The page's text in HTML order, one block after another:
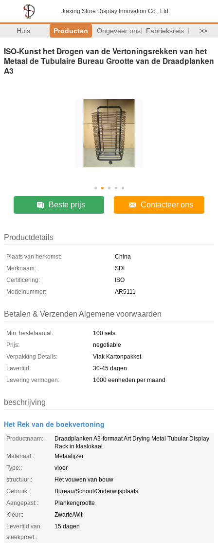
Jiaxing Store Display Innovation Co., Ltd.
Huis Producten Ongeveer ons Fabrieksreis >>
ISO-Kunst het Drogen van de Vertoningsrekken van het
Metaal de Tubulaire Bureau Grootte van de Draadplanken
A3
Beste prijs Contacteer ons
Productdetails
Plaats van herkomst:
China
Merknaam:
SDI
Certificering:
ISO
Modelnummer:
AR5111
Betalen & Verzenden Algemene voorwaarden
Min. bestelaantal:
100 sets
Prijs:
negotiable
Verpakking Details:
Vlak Kartonpakket
Levertijd:
30-45 dagen
Levering vermogen:
1000 eenheden per maand
beschrijving
Het Rek van de boekvertoning
Productnaam::
Draadplanken A3-formaat Art Drying Metal Tubular Display
Rack in klaslokaal
Materiaal::
Metaalijzer
Type::
vloer
structuur::
Het vouwen van bouw
Gebruik::
Bureau/School/Onderwijsplaats
Aangepast::
Plankengrootte
Kleur::
Zwarte/Wit
Levertijd van
steekproef::
15 dagen